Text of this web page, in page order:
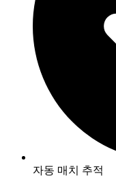
자동 매치 추적